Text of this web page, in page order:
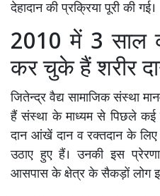
देहादान की प्रक्रिया पूरी की गई।
2010 में 3 साल
कर चुके हैं शरीर
जितेन्द्र वैद्य सामाजिक संस्था
हैं संस्था के माध्यम से पिछले कई
दान आंखें दान व रक्तदान के
उठाए हुए हैं। उनकी इस
आसपास के क्षेत्र के सैकड़ों लोग